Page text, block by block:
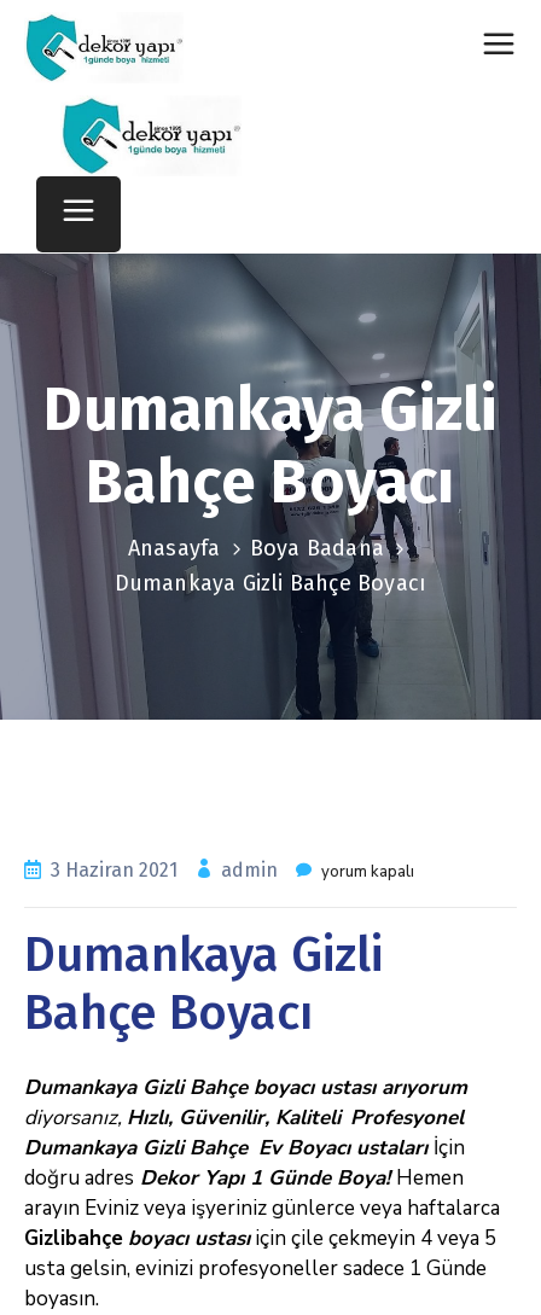
Dumankaya Gizli
Bahçe Boyacı
Anasayfa
Boya Badana
Dumankaya Gizli Bahçe Boyacı
3 Haziran 2021 admin yorum kapalı
Dumankaya Gizli
Bahçe Boyacı
Dumankaya Gizli Bahçe boyacı ustası arıyorum
diyorsanız, Hızlı, Güvenilir, Kaliteli Profesyonel
Dumankaya Gizli Bahçe Ev Boyacı ustalarıİçin
doğru adres Dekor Yapı 1 Günde Boya!Hemen
arayın Eviniz veya işyeriniz günlerce veya haftalarca
Gizlibahçe boyacı ustasıiçin çile çekmeyin 4 veya 5
usta gelsin, evinizi profesyoneller sadece 1 Günde
boyasın.